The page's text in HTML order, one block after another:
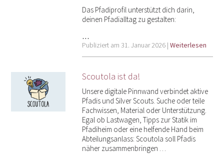
Das Pfadiprofil unterstützt dich darin,
deinen Pfadialltag zu gestalten:
…
Publiziert am 31. Januar 2026 | Weiterlesen
Scoutola ist da!
Unsere digitale Pinnwand verbindet aktive
Pfadis und Silver Scouts. Suche oder teile
Fachwissen, Material oder Unterstützung.
Egal ob Lastwagen, Tipps zur Statik im
Pfadiheim oder eine helfende Hand beim
Abteilungsanlass: Scoutola soll Pfadis
näher zusammenbringen …